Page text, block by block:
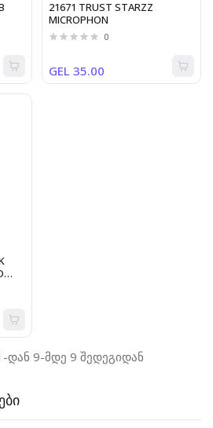
21671 TRUST STARZZ
MICROPHON
0
GEL 35.00
დან 9-მდე 9 შედეგიდან